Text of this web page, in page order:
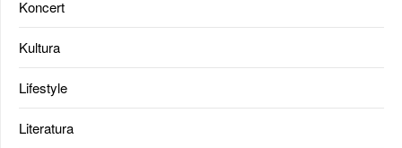
Koncert
Kultura
Lifestyle
Literatura